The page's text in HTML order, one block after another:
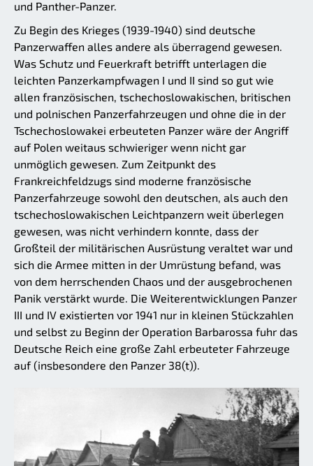
und Panther-Panzer.
Zu Begin des Krieges (1939-1940) sind deutsche
Panzerwaffen alles andere als überragend gewesen.
Was Schutz und Feuerkraft betrifft unterlagen die
leichten Panzerkampfwagen I und II sind so gut wie
allen französischen, tschechoslowakischen, britischen
und polnischen Panzerfahrzeugen und ohne die in der
Tschechoslowakei erbeuteten Panzer wäre der Angriff
auf Polen weitaus schwieriger wenn nicht gar
unmöglich gewesen. Zum Zeitpunkt des
Frankreichfeldzugs sind moderne französische
Panzerfahrzeuge sowohl den deutschen, als auch den
tschechoslowakischen Leichtpanzern weit überlegen
gewesen, was nicht verhindern konnte, dass der
Großteil der militärischen Ausrüstung veraltet war und
sich die Armee mitten in der Umrüstung befand, was
von dem herrschenden Chaos und der ausgebrochenen
Panik verstärkt wurde. Die Weiterentwicklungen Panzer
III und IV existierten vor 1941 nur in kleinen Stückzahlen
und selbst zu Beginn der Operation Barbarossa fuhr das
Deutsche Reich eine große Zahl erbeuteter Fahrzeuge
auf (insbesondere den Panzer 38(t)).